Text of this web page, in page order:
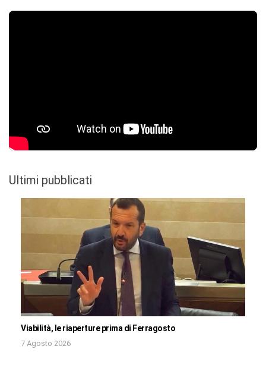
Ultimi pubblicati
Viabilità, le riaperture prima di Ferragosto
7 Agosto 2026